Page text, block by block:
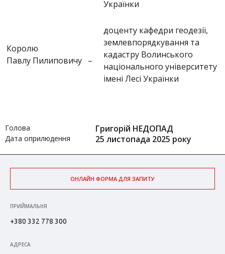
Українки
Королю
Павлу Пилиповичу –
доценту кафедри геодезії,
землевпорядкування та
кадастру Волинського
національного університету
імені Лесі Українки
Голова Григорій НЕДОПАД
Дата оприлюдення 25 листопада 2025 року
ОНЛАЙН ФОРМА ДЛЯ ЗАПИТУ
ПРИЙМАЛЬНЯ
+380 332 778 300
АДРЕСА